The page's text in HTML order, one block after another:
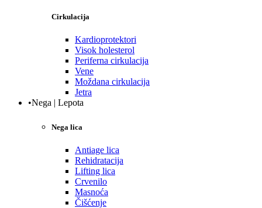
Cirkulacija
Kardioprotektori
Visok holesterol
Periferna cirkulacija
Vene
Moždana cirkulacija
Jetra
•Nega | Lepota
Nega lica
Antiage lica
Rehidratacija
Lifting lica
Crvenilo
Masnoća
Čišćenje